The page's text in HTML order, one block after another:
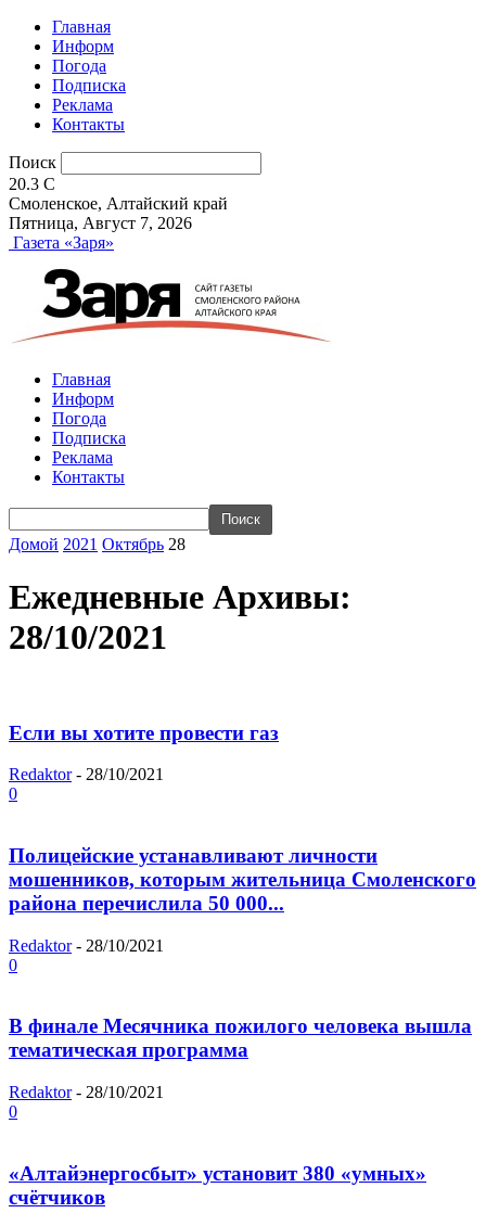
Главная
Информ
Погода
Подписка
Реклама
Контакты
Поиск
20.3 C
Смоленское, Алтайский край
Пятница, Август 7, 2026
Газета «Заря»
Главная
Информ
Погода
Подписка
Реклама
Контакты
Домой 2021 Октябрь 28
Ежедневные Архивы:
28/10/2021
Если вы хотите провести газ
Redaktor - 28/10/2021
0
Полицейские устанавливают личности
мошенников, которым жительница Смоленского
района перечислила 50 000...
Redaktor - 28/10/2021
0
В финале Месячника пожилого человека вышла
тематическая программа
Redaktor - 28/10/2021
0
«Алтайэнергосбыт» установит 380 «умных»
счётчиков